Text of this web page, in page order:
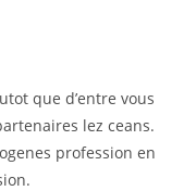
que d’entre vous
lez ceans.
profession en